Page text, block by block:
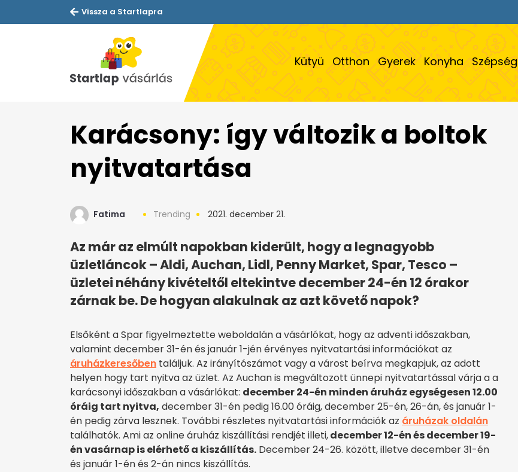
Vissza a Startlapra
Kütyü Otthon Gyerek Konyha Szépség
Karácsony: így változik a boltok
nyitvatartása
Fatima Trending 2021. december 21.
Az már az elmúlt napokban kiderült, hogy a legnagyobb
üzletláncok – Aldi, Auchan, Lidl, Penny Market, Spar, Tesco –
üzletei néhány kivételtől eltekintve december 24-én 12 órakor
zárnak be. De hogyan alakulnak az azt követő napok?
Elsőként a Spar figyelmeztette weboldalán a vásárlókat, hogy az adventi időszakban,
valamint december 31-én és január 1-jén érvényes nyitvatartási információkat az
áruházkeresőben találjuk. Az irányítószámot vagy a várost beírva megkapjuk, az adott
helyen hogy tart nyitva az üzlet. Az Auchan is megváltozott ünnepi nyitvatartással várja a a
karácsonyi időszakban a vásárlókat: december 24-én minden áruház egységesen 12.00
óráig tart nyitva, december 31-én pedig 16.00 óráig, december 25-én, 26-án, és január 1-
én pedig zárva lesznek. További részletes nyitvatartási információk az áruházak oldalán
találhatók. Ami az online áruház kiszállítási rendjét illeti,december 12-én és december 19-
én vasárnap is elérhető a kiszállítás. December 24-26. között, illetve december 31-én
és január 1-én és 2-án nincs kiszállítás.